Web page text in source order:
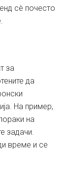
сè почесто
за
да
На пример,
на
задачи.
време и се